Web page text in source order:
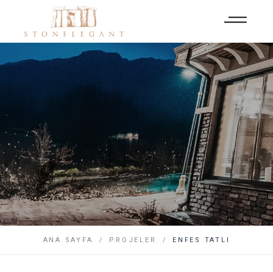
ANA SAYFA PROJELER ENFES TATLI